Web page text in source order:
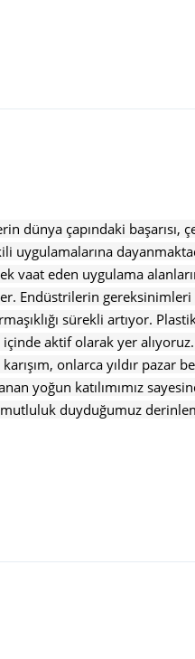
dünya çapındaki başarısı,
uygulamalarına
vaat eden uygulama
Endüstrilerin gereksinimleri
sürekli artıyor.
aktif olarak yer alıyoruz.
onlarca yıldır pazar
yoğun katılımımız
duyduğumuz